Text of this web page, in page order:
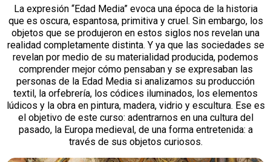
La expresión “Edad Media” evoca una época de la historia
que es oscura, espantosa, primitiva y cruel. Sin embargo, los
objetos que se produjeron en estos siglos nos revelan una
realidad completamente distinta. Y ya que las sociedades se
revelan por medio de su materialidad producida, podemos
comprender mejor cómo pensaban y se expresaban las
personas de la Edad Media si analizamos su producción
textil, la orfebrería, los códices iluminados, los elementos
lúdicos y la obra en pintura, madera, vidrio y escultura. Ese es
el objetivo de este curso: adentrarnos en una cultura del
pasado, la Europa medieval, de una forma entretenida: a
través de sus objetos curiosos.